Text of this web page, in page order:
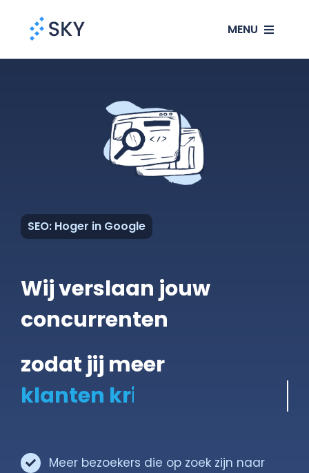
inhoud
MENU
SEA
Websites
Blog
Contact
SEO: Hoger in Google
Wij verslaan jouw
concurrenten
zodat jij meer
Meer bezoekers die op zoek zijn naar